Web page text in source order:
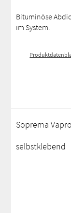
Bituminöse
im System.
Soprema
selbstklebend